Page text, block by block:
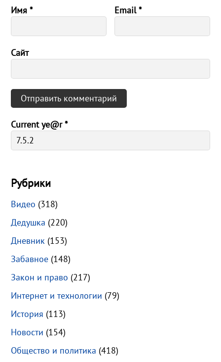
Имя* Email*
Сайт
Current ye@r*
Рубрики
Видео (318)
Дедушка (220)
Дневник (153)
Забавное (148)
Закон и право (217)
Интернет и технологии (79)
История (113)
Новости (154)
Общество и политика (418)